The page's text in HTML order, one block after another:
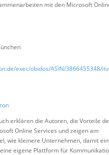
mit den Microsoft
exec/obidos/ASIN/3866455348/
erklären die Autoren, die Vorteile
Online Services und zeigen am
wie kleinere Unternehmen, damit
eigene Plattform für